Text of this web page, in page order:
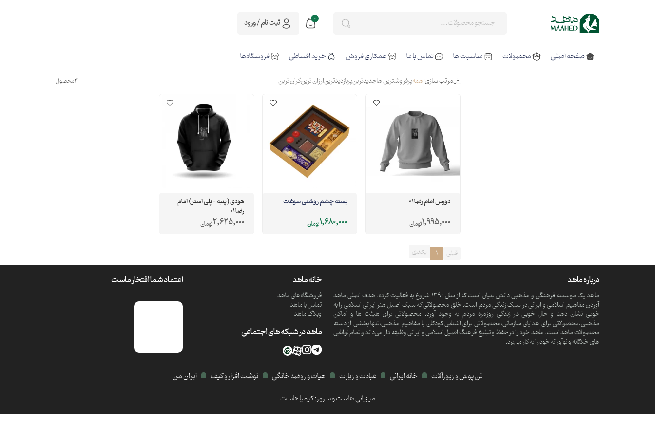
0 ثبت نام / ورود
صفحه اصلی محصولات مناسبت ها تماس با ما همکاری فروش خرید اقساطی فروشگاه‌ها
مرتب سازی:همهپرفروشترین هاجدیدترینپربازدیدترینارزان ترینگران ترین 3محصول
دورس امام رضا 01
1,995,000تومان
بسته چشم روشنی سوغات
1,680,000تومان
هودی ( پنبه - پلی استر ) امام
رضا 01
2,625,000تومان
قبلی 1 بعدی
درباره ماهد
ماهد یک موسسه فرهنگی و مذهبی دانش بنیان است که از سال 1390 شروع به فعالیت کرده. هدف اصلی ماهد
آوردن مفاهیم اسلامی و ایرانی در سبک زندگی مردم است. خلق محصولاتی که سبک اصیل هنر ایرانی اسلامی را به
خوبی نشان دهد و حال خوبی در زندگی روزمره مردم به وجود آورد. محصولاتی برای هیئت ها و اماکن
مذهبی،محصولاتی برای هدایای سازمانی،محصولاتی برای آشنایی کودکان با مفاهیم مذهبی،تنها بخشی از دسته
محصولات ماهد است. ماهد خود را در حفظ و تبلیغ فرهنگ اصیل اسلامی و ایرانی وظیفه دار می‌داند و تمام توانایی
های خلاقانه و نوآورانه خود را به کار می‌برد.
خانه ماهد
فروشگاه‌های ماهد
تماس با ماهد
وبلاگ ماهد
ماهد در شبکه های اجتماعی
اعتماد شما افتخار ماست
تن پوش و زیورآلات خانه ایرانی عبادت و زیارت هیات و روضه خانگی نوشت افزار و کیف
ایران من
میزبانی هاست و سرور:کیمیا هاست